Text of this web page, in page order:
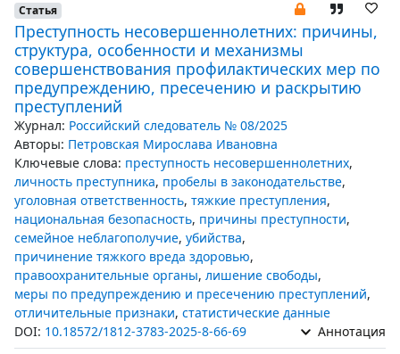
Статья
Преступность несовершеннолетних: причины,
структура, особенности и механизмы
совершенствования профилактических мер по
предупреждению, пресечению и раскрытию
преступлений
Журнал: Российский следователь № 08/2025
Авторы: Петровская Мирослава Ивановна
Ключевые слова: преступность несовершеннолетних,
личность преступника, пробелы в законодательстве,
уголовная ответственность, тяжкие преступления,
национальная безопасность, причины преступности,
семейное неблагополучие, убийства,
причинение тяжкого вреда здоровью,
правоохранительные органы, лишение свободы,
меры по предупреждению и пресечению преступлений,
отличительные признаки, статистические данные
DOI: 10.18572/1812-3783-2025-8-66-69 Аннотация